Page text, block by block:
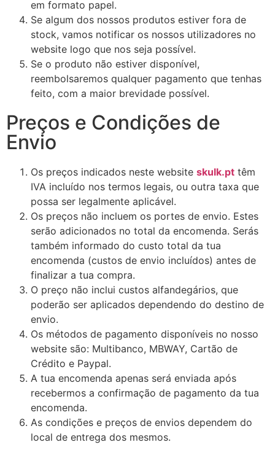
em formato papel.
Se algum dos nossos produtos estiver fora de
stock, vamos notificar os nossos utilizadores no
website logo que nos seja possível.
Se o produto não estiver disponível,
reembolsaremos qualquer pagamento que tenhas
feito, com a maior brevidade possível.
Preços e Condições de
Envio
Os preços indicados neste website skulk.pt têm
IVA incluído nos termos legais, ou outra taxa que
possa ser legalmente aplicável.
Os preços não incluem os portes de envio. Estes
serão adicionados no total da encomenda. Serás
também informado do custo total da tua
encomenda (custos de envio incluídos) antes de
finalizar a tua compra.
O preço não inclui custos alfandegários, que
poderão ser aplicados dependendo do destino de
envio.
Os métodos de pagamento disponíveis no nosso
website são: Multibanco, MBWAY, Cartão de
Crédito e Paypal.
A tua encomenda apenas será enviada após
recebermos a confirmação de pagamento da tua
encomenda.
As condições e preços de envios dependem do
local de entrega dos mesmos.